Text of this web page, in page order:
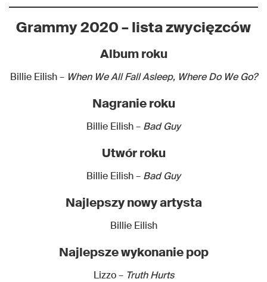
Grammy 2020 – lista zwycięzców
Album roku
Billie Eilish – When We All Fall Asleep, Where Do We Go?
Nagranie roku
Billie Eilish – Bad Guy
Utwór roku
Billie Eilish – Bad Guy
Najlepszy nowy artysta
Billie Eilish
Najlepsze wykonanie pop
Lizzo – Truth Hurts